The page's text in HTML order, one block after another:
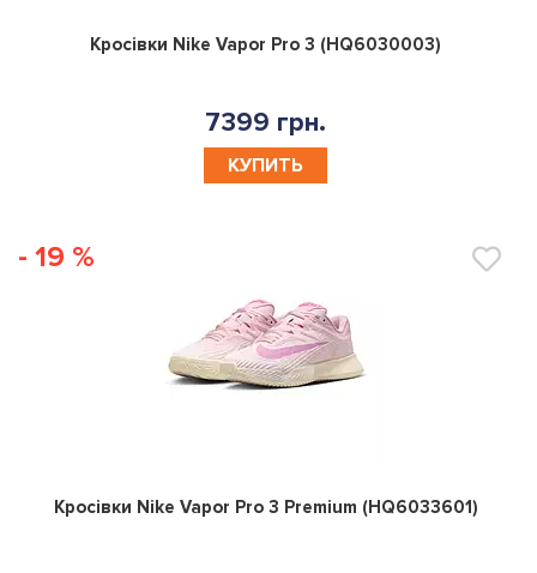
0
Кросівки Nike Vapor Pro 3 (HQ6030003)
7399 грн.
КУПИТЬ
- 19 %
0
Кросівки Nike Vapor Pro 3 Premium (HQ6033601)